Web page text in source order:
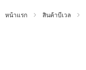
หน้าแรก สินค้าบีเวล